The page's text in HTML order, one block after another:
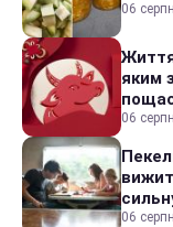
06
яким
06
06